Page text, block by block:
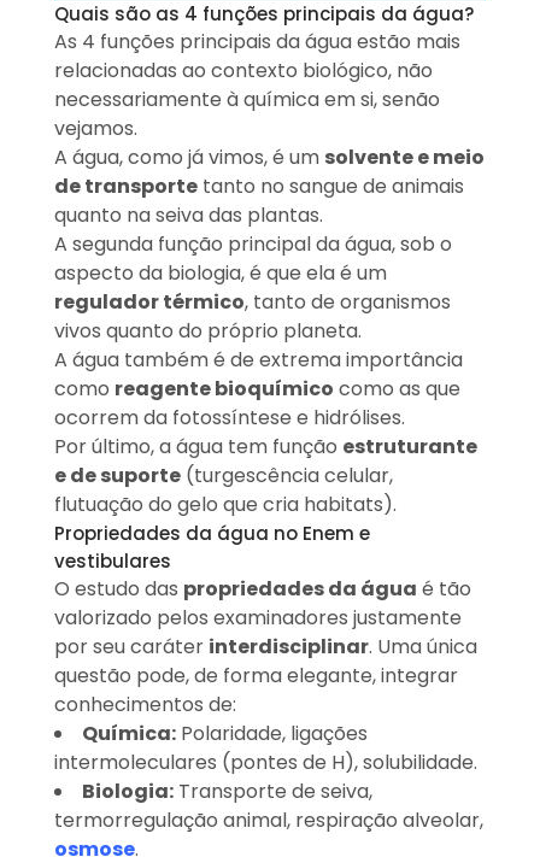
Quais são as 4 funções principais da água?
As 4 funções principais da água estão mais
relacionadas ao contexto biológico, não
necessariamente à química em si, senão
vejamos.
A água, como já vimos, é um solvente e meio
de transportetanto no sangue de animais
quanto na seiva das plantas.
A segunda função principal da água, sob o
aspecto da biologia, é que ela é um
regulador térmico, tanto de organismos
vivos quanto do próprio planeta.
A água também é de extrema importância
como reagente bioquímico como as que
ocorrem da fotossíntese e hidrólises.
Por último, a água tem função estruturante
e de suporte(turgescência celular,
flutuação do gelo que cria habitats).
Propriedades da água no Enem e
vestibulares
O estudo das propriedades da água é tão
valorizado pelos examinadores justamente
por seu caráter interdisciplinar. Uma única
questão pode, de forma elegante, integrar
conhecimentos de:
Química:Polaridade, ligações
intermoleculares (pontes de H), solubilidade.
Biologia:Transporte de seiva,
termorregulação animal, respiração alveolar,
osmose.